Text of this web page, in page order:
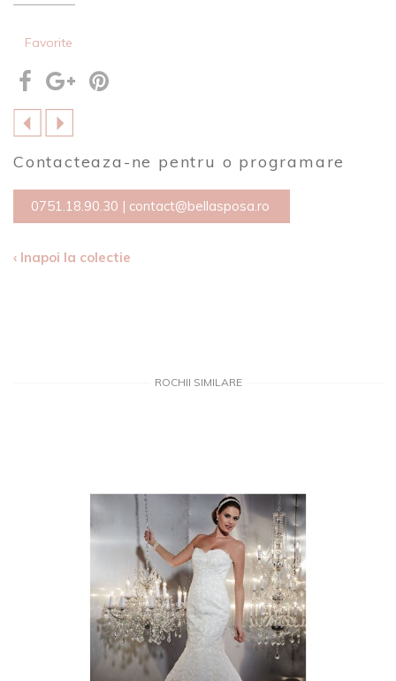
Favorite
Contacteaza-ne pentru o programare
0751.18.90.30 | contact@bellasposa.ro
‹ Inapoi la colectie
ROCHII SIMILARE